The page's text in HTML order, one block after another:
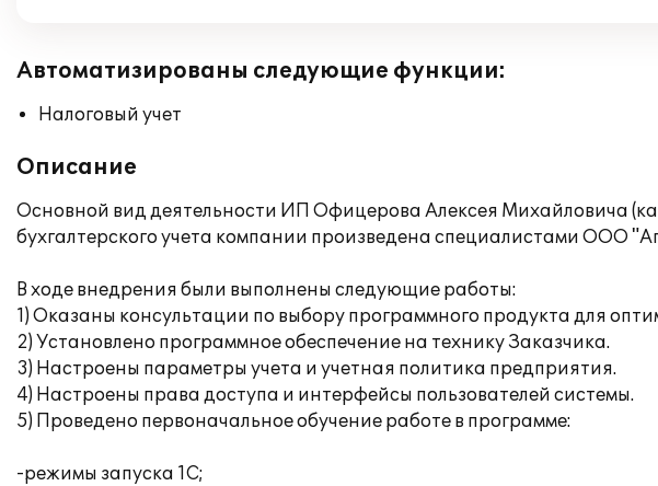
Автоматизированы следующие функции:
Налоговый учет
Описание
Основной вид деятельности ИП Офицерова Алексея Михайловича
бухгалтерского учета компании произведена специалистами ООО
В ходе внедрения были выполнены следующие работы:
1) Оказаны консультации по выбору программного продукта для
2) Установлено программное обеспечение на технику Заказчика.
3) Настроены параметры учета и учетная политика предприятия.
4) Настроены права доступа и интерфейсы пользователей системы.
5) Проведено первоначальное обучение работе в программе:
-режимы запуска 1С;